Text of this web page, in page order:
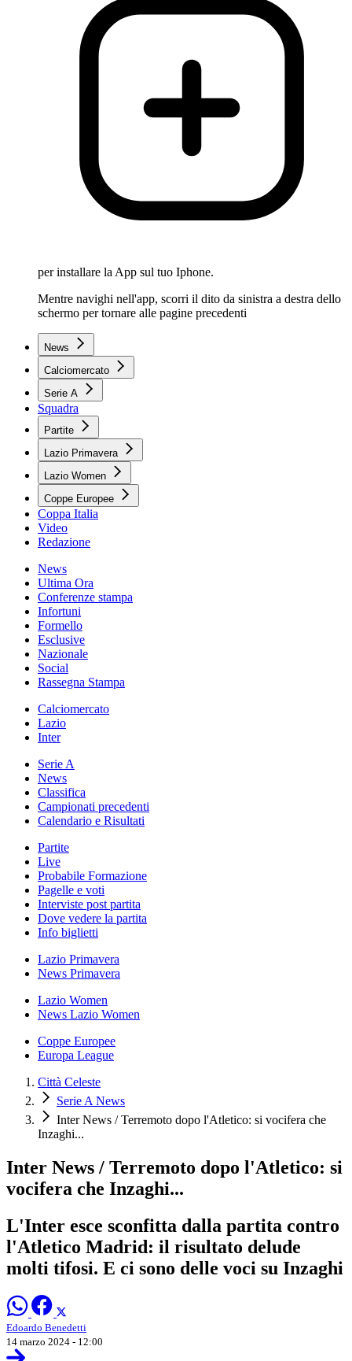
per installare la App sul tuo Iphone.
Mentre navighi nell'app, scorri il dito da sinistra a destra dello
schermo per tornare alle pagine precedenti
News
Calciomercato
Serie A
Squadra
Partite
Lazio Primavera
Lazio Women
Coppe Europee
Coppa Italia
Video
Redazione
News
Ultima Ora
Conferenze stampa
Infortuni
Formello
Esclusive
Nazionale
Social
Rassegna Stampa
Calciomercato
Lazio
Inter
Serie A
News
Classifica
Campionati precedenti
Calendario e Risultati
Partite
Live
Probabile Formazione
Pagelle e voti
Interviste post partita
Dove vedere la partita
Info biglietti
Lazio Primavera
News Primavera
Lazio Women
News Lazio Women
Coppe Europee
Europa League
Città Celeste
Serie A News
Inter News / Terremoto dopo l'Atletico: si vocifera che
Inzaghi...
Inter News / Terremoto dopo l'Atletico: si
vocifera che Inzaghi...
L'Inter esce sconfitta dalla partita contro
l'Atletico Madrid: il risultato delude
molti tifosi. E ci sono delle voci su Inzaghi
Edoardo Benedetti
14 marzo 2024 - 12:00